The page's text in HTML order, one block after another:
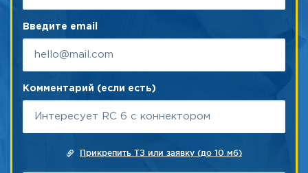
Введите email
Комментарий (если есть)
Прикрепить ТЗ или заявку (до 10 мб)